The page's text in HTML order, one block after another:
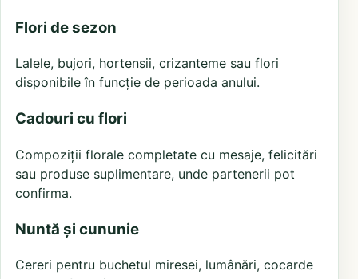
Flori de sezon
Lalele, bujori, hortensii, crizanteme sau flori
disponibile în funcție de perioada anului.
Cadouri cu flori
Compoziții florale completate cu mesaje, felicitări
sau produse suplimentare, unde partenerii pot
confirma.
Nuntă și cununie
Cereri pentru buchetul miresei, lumânări, cocarde